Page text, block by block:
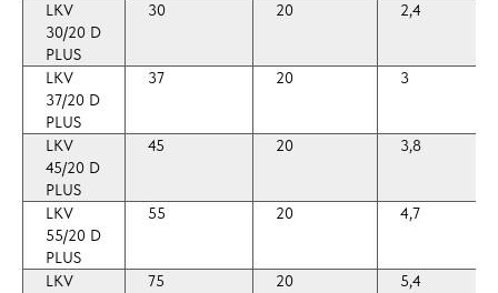
LKV
30/20 D
PLUS
30 20 2,4
LKV
37/20 D
PLUS
37 20 3
LKV
45/20 D
PLUS
45 20 3,8
LKV
55/20 D
PLUS
55 20 4,7
LKV
75 20 5,4